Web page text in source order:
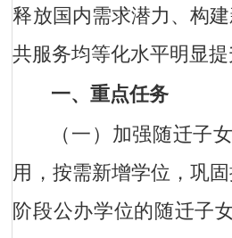
释放国内需求潜力、构
共服务均等化水平明显
一、重点任务
（一）加强随迁子
用，按需新增学位，巩
阶段公办学位的随迁子